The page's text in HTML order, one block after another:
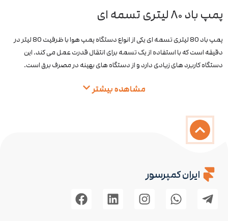
پمپ باد ۸۰ لیتری تسمه ای
پمپ باد 80 لیتری تسمه ای یکی از انواع دستگاه پمپ هوا با ظرفیت 80 لیتر در
دقیقه است که با استفاده از یک تسمه برای انتقال قدرت عمل می کند. این
دستگاه کاربرد های زیادی دارد و از دستگاه های بهینه در مصرف برق است.
مشاهده بیشتر
ایران کمپرسور